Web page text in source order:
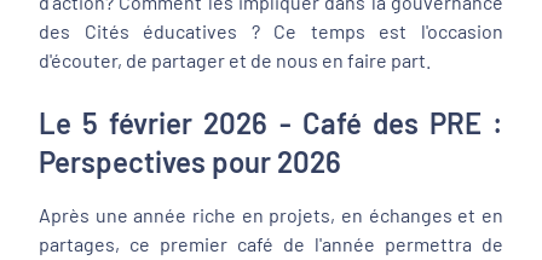
des Cités éducatives ? Ce temps est l'occasion
d'écouter, de partager et de nous en faire part.
Le 5 février 2026 - Café des PRE :
Perspectives pour 2026
Après une année riche en projets, en échanges et en
partages, ce premier café de l'année permettra de